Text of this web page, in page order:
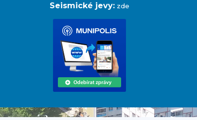
Seismické jevy: zde